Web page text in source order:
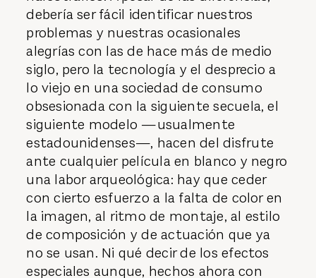
debería ser fácil identificar nuestros
problemas y nuestras ocasionales
alegrías con las de hace más de medio
siglo, pero la tecnología y el desprecio a
lo viejo en una sociedad de consumo
obsesionada con la siguiente secuela, el
siguiente modelo —usualmente
estadounidenses—, hacen del disfrute
ante cualquier película en blanco y negro
una labor arqueológica: hay que ceder
con cierto esfuerzo a la falta de color en
la imagen, al ritmo de montaje, al estilo
de composición y de actuación que ya
no se usan. Ni qué decir de los efectos
especiales aunque, hechos ahora con